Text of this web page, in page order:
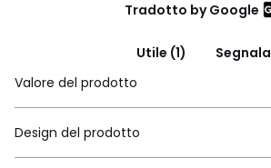
Tradotto by Google
Utile (1)
Segnala
Valore del prodotto
Design del prodotto